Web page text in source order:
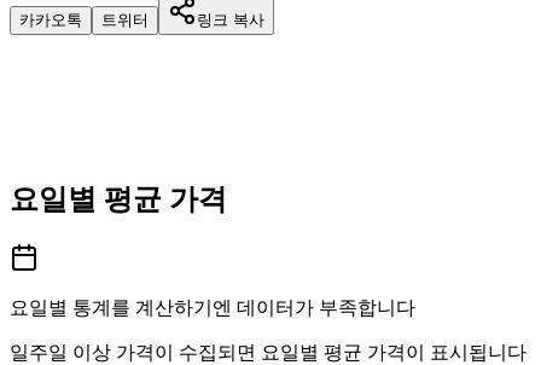
카카오톡 트위터 링크 복사
요일별 평균 가격
요일별 통계를 계산하기엔 데이터가 부족합니다
일주일 이상 가격이 수집되면 요일별 평균 가격이 표시됩니다